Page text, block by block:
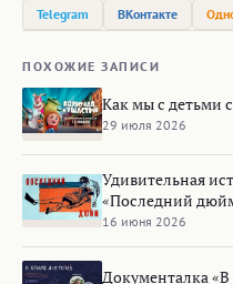
Telegram
ВКонтакте
ПОХОЖИЕ ЗАПИСИ
Как мы с детьми
29 июля 2026
Удивительная
«Последний
16 июня 2026
Документалка «В